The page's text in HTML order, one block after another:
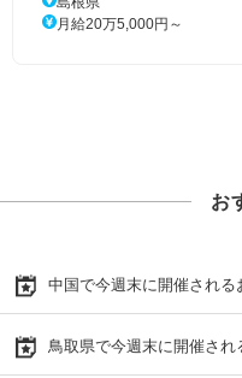
月給20万5,000円～
お
中国で今週末に開催される
鳥取県で今週末に開催さ